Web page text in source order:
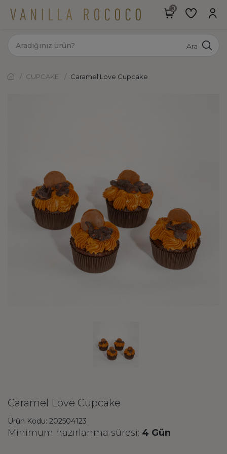
Ara
CUPCAKE Caramel Love Cupcake
Caramel Love Cupcake
Ürün Kodu: 202504123
Minimum hazırlanma süresi: 4 Gün